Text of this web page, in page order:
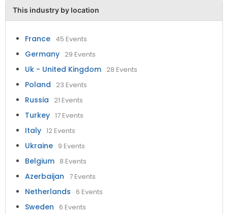
This industry by location
France 45 Events
Germany 29 Events
Uk - United Kingdom 28 Events
Poland 23 Events
Russia 21 Events
Turkey 17 Events
Italy 12 Events
Ukraine 9 Events
Belgium 8 Events
Azerbaijan 7 Events
Netherlands 6 Events
Sweden 6 Events